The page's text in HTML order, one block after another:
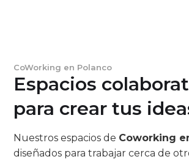
CoWorking en Polanco
Espacios
para crear tus
Nuestros espacios de Coworking
diseñados para trabajar cerca de